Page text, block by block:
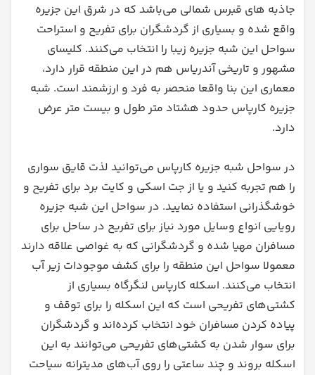
جاذبه های قبرس شمالی می‌باشد که در شرق این جزیره
واقع شده و بسیاری از گردشگران برای تفریح و استراحت
سواحل این شبه جزیره زیبا را انتخاب می‌کنند. کلیسای
مشهور و تاریخی آندریاس هم در این منطقه قرار دارد،
معماری این بنا واقعا منحصر به فرد و ارزشمند است. شبه
جزیره کارپاس حدود هشتاد متر طول و بیست متر عرض
دارد.
در سواحل شبه جزیره کارپاس می‌توانید لذت قایق سواری
را هم تجربه کنید و یا از جت اسکی و کایت برد برای تفریح و
خوشگذرانی استفاده نمایید. در سواحل این شبه جزیره
رویایی انواع وسایل مورد نیاز برای تفریح در ساحل برای
مسافران مهیا شده و گردشگرانی که به غواصی علاقه دارند
معمولا سواحل این منطقه را برای کشف موجودات زیر آب
انتخاب می‌کنند. اسکله کارپاس لنگرگاه بسیاری از
کشتی‌های تفریحی است که این اسکله را برای توقف و
پیاده کردن مسافران خود انتخاب کرده‌اند و گردشگران
برای سوار شدن به کشتی‌های تفریحی می‌توانند به این
اسکله بروند و چند ساعتی را روی آب‌های مدیترانه سیاحت